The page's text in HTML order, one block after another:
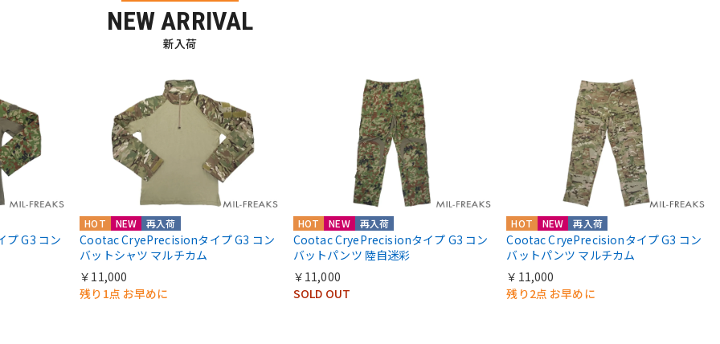
NEW ARRIVAL
新入荷
G3 コン
HOT NEW 再入荷
Cootac CryePrecisionタイプ G3 コン
バットシャツ マルチカム
￥11,000
残り1点 お早めに
HOT NEW 再入荷
Cootac CryePrecisionタイプ G3 コン
バットパンツ 陸自迷彩
￥11,000
SOLD OUT
HOT NEW 再入荷
Cootac CryePrecisionタイプ G3 コン
バットパンツ マルチカム
￥11,000
残り2点 お早めに